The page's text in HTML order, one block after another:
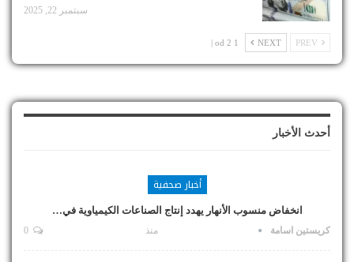
سبتمبر 22, 2025
NEXT
1 od 2 |
أحدث الأخبار
أخبار صحفية
انخفاض منسوب الأنهار يهدد إنتاج الصناعات الكيمياوية في…
كريستين اسامة منذ